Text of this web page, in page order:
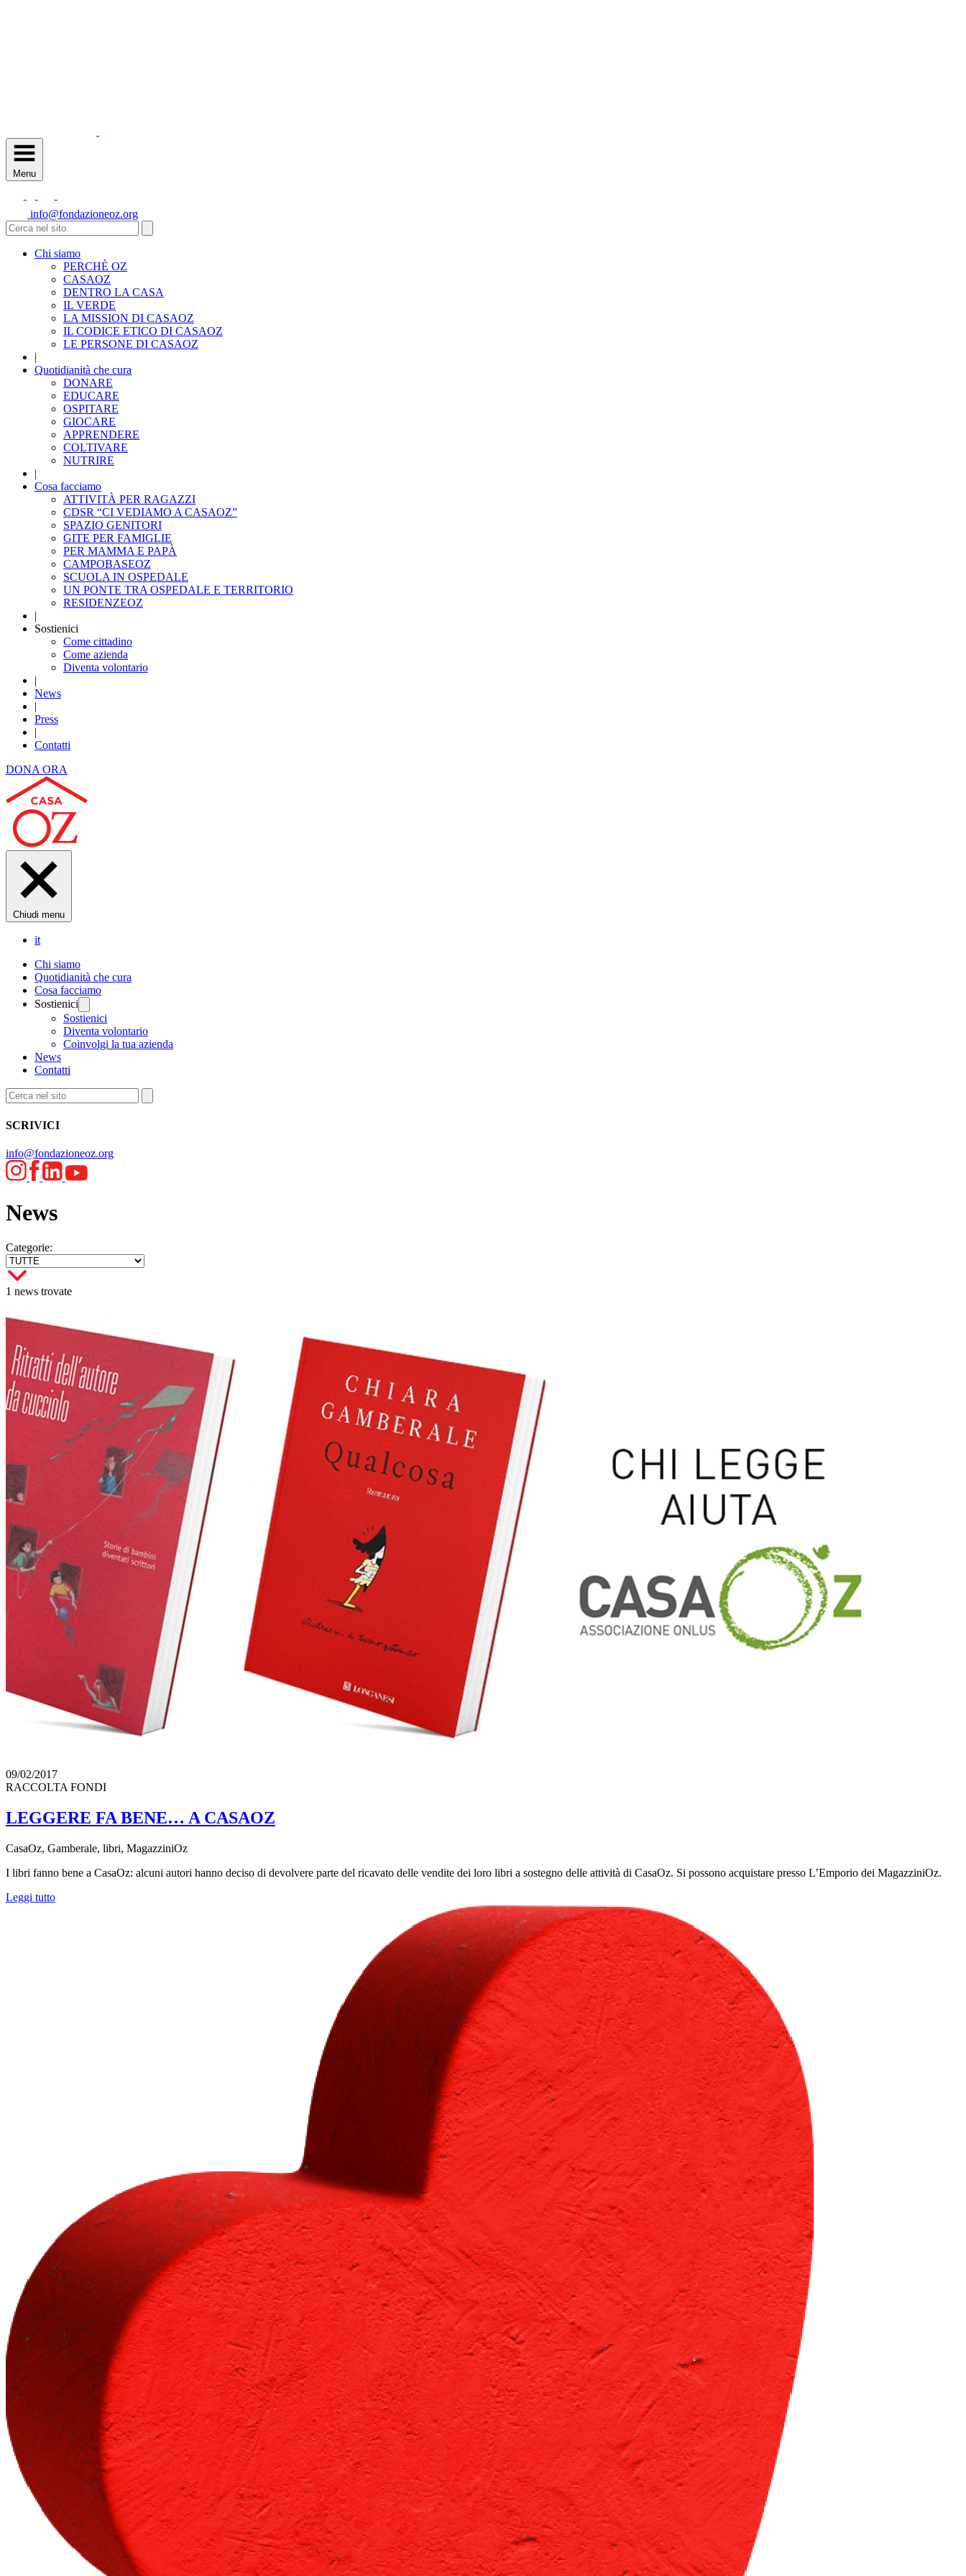
Menu
info@fondazioneoz.org
Chi siamo
PERCHÈ OZ
CASAOZ
DENTRO LA CASA
IL VERDE
LA MISSION DI CASAOZ
IL CODICE ETICO DI CASAOZ
LE PERSONE DI CASAOZ
|
Quotidianità che cura
DONARE
EDUCARE
OSPITARE
GIOCARE
APPRENDERE
COLTIVARE
NUTRIRE
|
Cosa facciamo
ATTIVITÀ PER RAGAZZI
CDSR “CI VEDIAMO A CASAOZ”
SPAZIO GENITORI
GITE PER FAMIGLIE
PER MAMMA E PAPÀ
CAMPOBASEOZ
SCUOLA IN OSPEDALE
UN PONTE TRA OSPEDALE E TERRITORIO
RESIDENZEOZ
|
Sostienici
Come cittadino
Come azienda
Diventa volontario
|
News
|
Press
|
Contatti
DONA ORA
Chiudi menu
it
Chi siamo
Quotidianità che cura
Cosa facciamo
Sostienici
Sostienici
Diventa volontario
Coinvolgi la tua azienda
News
Contatti
SCRIVICI
info@fondazioneoz.org
News
Categorie:
1 news trovate
09/02/2017
RACCOLTA FONDI
LEGGERE FA BENE… A CASAOZ
CasaOz, Gamberale, libri, MagazziniOz
I libri fanno bene a CasaOz: alcuni autori hanno deciso di devolvere parte del ricavato delle vendite dei loro libri a sostegno delle attività di CasaOz. Si possono acquistare presso L’Emporio dei MagazziniOz.
Leggi tutto